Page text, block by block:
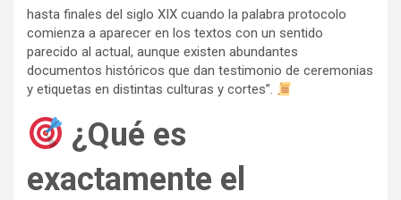
hasta finales del siglo XIX cuando la palabra protocolo
comienza a aparecer en los textos con un sentido
parecido al actual, aunque existen abundantes
documentos históricos que dan testimonio de ceremonias
y etiquetas en distintas culturas y cortes”.
¿Qué es
exactamente el